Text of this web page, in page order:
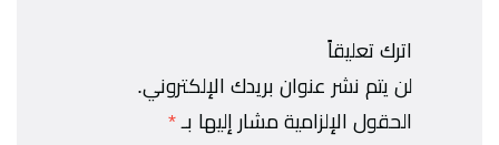
اترك تعليقاً
لن يتم نشر عنوان بريدك الإلكتروني.
الحقول الإلزامية مشار إليها بـ *